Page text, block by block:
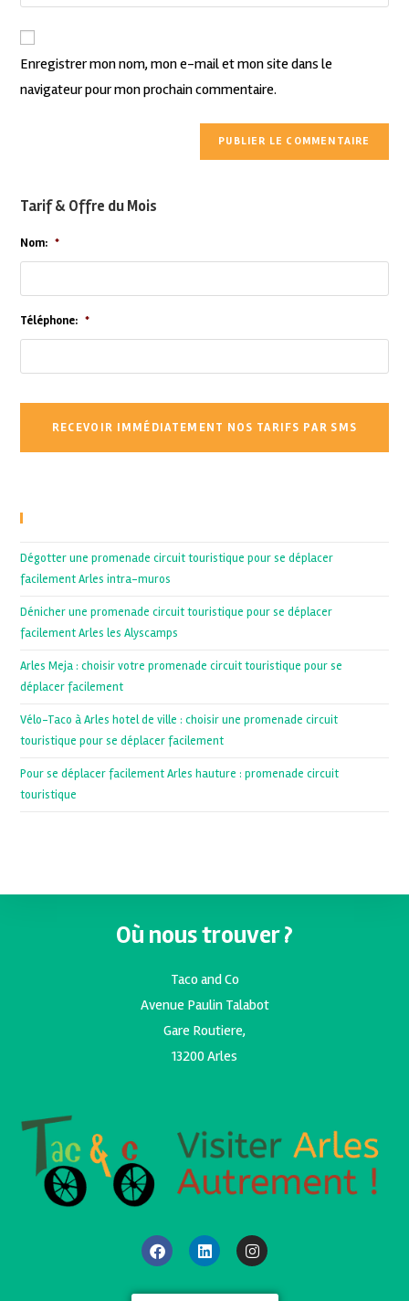
Enregistrer mon nom, mon e-mail et mon site dans le
navigateur pour mon prochain commentaire.
Tarif & Offre du Mois
Nom: *
Téléphone: *
Dégotter une promenade circuit touristique pour se déplacer
facilement Arles intra-muros
Dénicher une promenade circuit touristique pour se déplacer
facilement Arles les Alyscamps
Arles Meja : choisir votre promenade circuit touristique pour se
déplacer facilement
Vélo-Taco à Arles hotel de ville : choisir une promenade circuit
touristique pour se déplacer facilement
Pour se déplacer facilement Arles hauture : promenade circuit
touristique
Où nous trouver ?
Taco and Co
Avenue Paulin Talabot
Gare Routiere,
13200 Arles